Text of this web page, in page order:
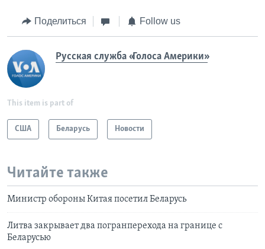
Поделиться Follow us
Русская служба «Голоса Америки»
This item is part of
США Беларусь Новости
Читайте также
Министр обороны Китая посетил Беларусь
Литва закрывает два погранперехода на границе с
Беларусью